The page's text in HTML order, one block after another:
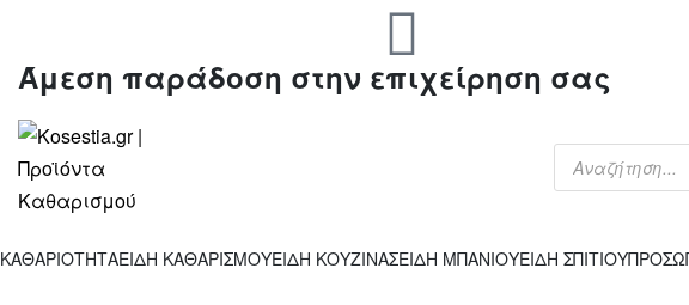
Άμεση παράδοση στην επιχείρηση σας
ΚΑΘΑΡΙΟΤΗΤΑΕΙΔΗ ΚΑΘΑΡΙΣΜΟΥΕΙΔΗ ΚΟΥΖΙΝΑΣΕΙΔΗ ΜΠΑΝΙΟΥΕΙΔΗ ΣΠΙΤΙΟΥ